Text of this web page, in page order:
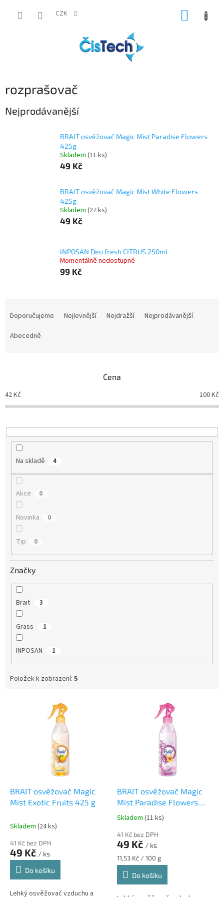
CZK
rozprašovač
Nejprodávanější
BRAIT osvěžovač Magic Mist Paradise Flowers
425g
Skladem (11 ks)
49 Kč
BRAIT osvěžovač Magic Mist White Flowers
425g
Skladem (27 ks)
49 Kč
INPOSAN Deo fresh CITRUS 250ml
Momentálně nedostupné
99 Kč
o
d
k
t
Doporučujeme Nejlevnější Nejdražší
Nejprodávanější
Abecedně
Cena
42Kč 100Kč
Na skladě 4
Akce 0
Novinka 0
Tip 0
Značky
Brait 3
Grass 1
INPOSAN 1
Položek k zobrazení: 5
BRAIT osvěžovač Magic
Mist Exotic Fruits 425 g
Skladem (24 ks)
41 Kč bez DPH
49 Kč / ks
Do košíku
Lehký osvěžovač vzduchu a
BRAIT osvěžovač Magic
Mist Paradise Flowers
425g
Průměrné
produktu
je
5,0
z
hvězdiček.
Skladem (11 ks)
41 Kč bez DPH
49 Kč / ks
Měrná
cena:
11,53 Kč / 100 g
Do košíku